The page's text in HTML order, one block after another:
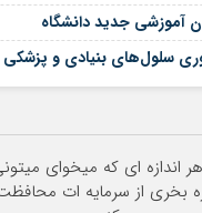
سلول‌های بنیادی و
اندازه ای که میخوای
بخری از سرمایه ات